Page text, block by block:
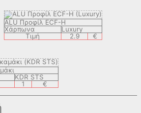
ALU Προφίλ ECF-H
Χάρπωνα
Luxury
Τιμή
2.9 €
KDR STS
1 €